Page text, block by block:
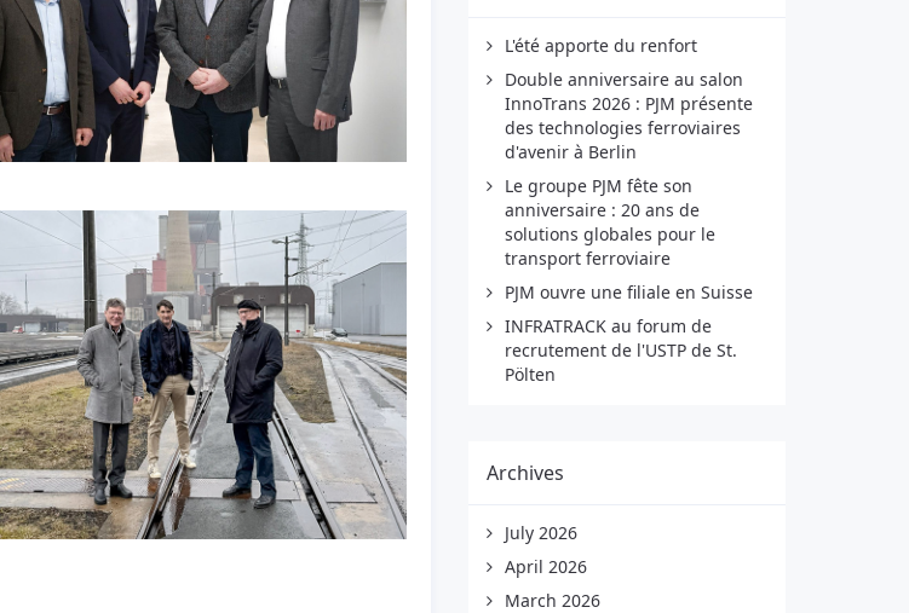
L'été apporte du renfort
Double anniversaire au salon
InnoTrans 2026 : PJM présente
des technologies ferroviaires
d'avenir à Berlin
Le groupe PJM fête son
anniversaire : 20 ans de
solutions globales pour le
transport ferroviaire
PJM ouvre une filiale en Suisse
INFRATRACK au forum de
recrutement de l'USTP de St.
Pölten
Archives
July 2026
April 2026
March 2026